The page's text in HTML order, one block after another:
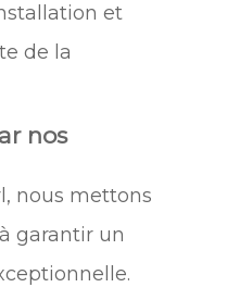
et
de la
nos
nous mettons
garantir un